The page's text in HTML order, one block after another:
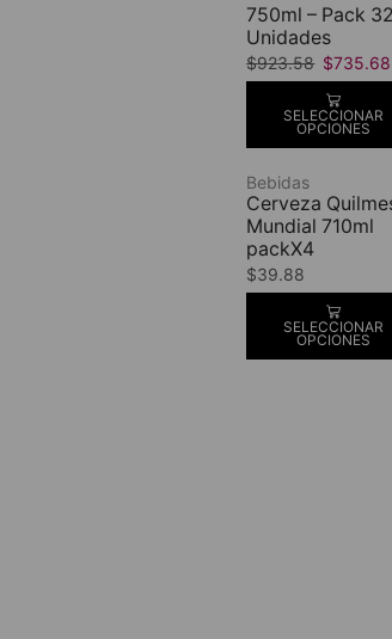
750ml – Pack 32
Unidades
$923.58 $735.68
SELECCIONAR
OPCIONES
Bebidas
Cerveza
Mundial 710ml
packX4
$39.88
SELECCIONAR
OPCIONES